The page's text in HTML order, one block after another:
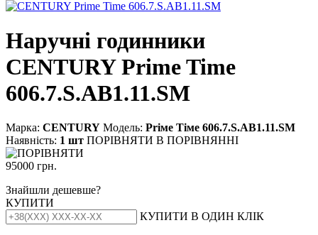
Наручні годинники
CENTURY Prime Time
606.7.S.AB1.11.SM
Марка: CENTURY Модель: Рriме Тiме 606.7.S.АВ1.11.SМ
Наявність: 1 шт ПОРІВНЯТИ В ПОРІВНЯННІ
95000 грн.
Знайшли дешевше?
КУПИТИ
КУПИТИ В ОДИН КЛІК